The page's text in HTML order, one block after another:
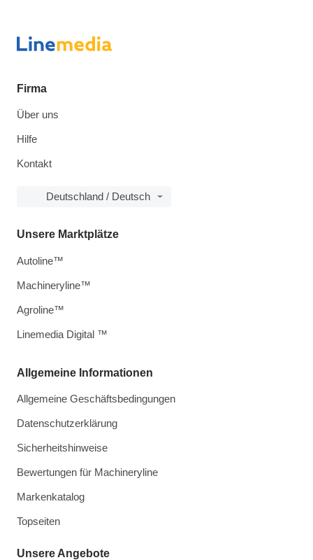
Firma
Über uns
Hilfe
Kontakt
Deutschland / Deutsch
Allgemeine Informationen
Allgemeine Geschäftsbedingungen
Datenschutzerklärung
Sicherheitshinweise
Bewertungen für Machineryline
Markenkatalog
Topseiten
Unsere Angebote
Unsere Marktplätze
Autoline™
Machineryline™
Agroline™
Linemedia Digital ™